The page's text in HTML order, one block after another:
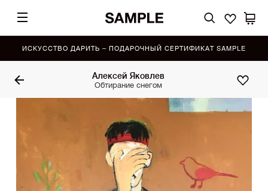
ИСКУССТВО ДАРИТЬ – ПОДАРОЧНЫЙ СЕРТИФИКАТ SAMPLE
Алексей Яковлев
Обтирание снегом